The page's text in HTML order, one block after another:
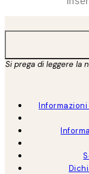
Si prega di leggere la